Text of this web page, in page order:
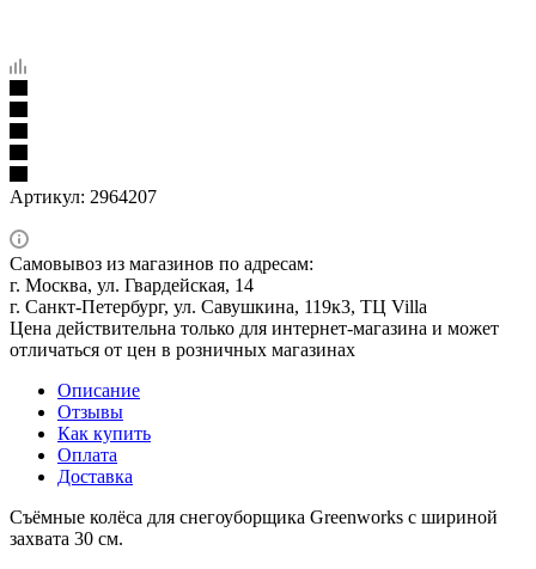
Артикул: 2964207
Самовывоз из магазинов по адресам:
г. Москва, ул. Гвардейская, 14
г. Санкт-Петербург, ул. Савушкина, 119к3, ТЦ Villa
Цена действительна только для интернет-магазина и может
отличаться от цен в розничных магазинах
Описание
Отзывы
Как купить
Оплата
Доставка
Съёмные колёса для снегоуборщика Greenworks с шириной
захвата 30 см.